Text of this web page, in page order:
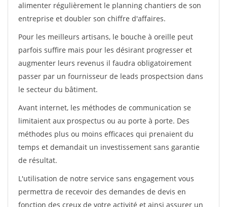
alimenter régulièrement le planning chantiers de son
entreprise et doubler son chiffre d'affaires.
Pour les meilleurs artisans, le bouche à oreille peut
parfois suffire mais pour les désirant progresser et
augmenter leurs revenus il faudra obligatoirement
passer par un fournisseur de leads prospectsion dans
le secteur du bâtiment.
Avant internet, les méthodes de communication se
limitaient aux prospectus ou au porte à porte. Des
méthodes plus ou moins efficaces qui prenaient du
temps et demandait un investissement sans garantie
de résultat.
L'utilisation de notre service sans engagement vous
permettra de recevoir des demandes de devis en
fonction des creux de votre activité et ainsi assurer un